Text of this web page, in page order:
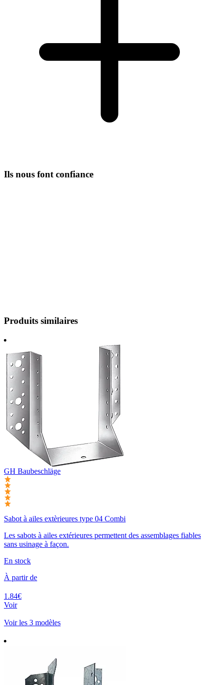
Ils nous font confiance
Produits similaires
GH Baubeschläge
Sabot à ailes extèrieures type 04 Combi
Les sabots à ailes extérieures permettent des assemblages fiables
sans usinage à façon.
En stock
À partir de
1.84€
Voir
Voir les 3 modèles